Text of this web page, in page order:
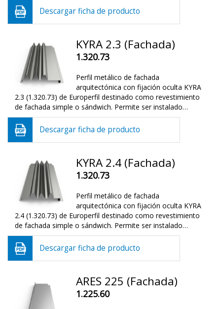
Descargar ficha de producto
KYRA 2.3 (Fachada)
1.320.73
Perfil metálico de fachada
arquitectónica con fijación oculta KYRA
2.3 (1.320.73) de Europerfil destinado como revestimiento
de fachada simple o sándwich. Permite ser instalado…
Descargar ficha de producto
KYRA 2.4 (Fachada)
1.320.73
Perfil metálico de fachada
arquitectónica con fijación oculta KYRA
2.4 (1.320.73) de Europerfil destinado como revestimiento
de fachada simple o sándwich. Permite ser instalado…
Descargar ficha de producto
ARES 225 (Fachada)
1.225.60